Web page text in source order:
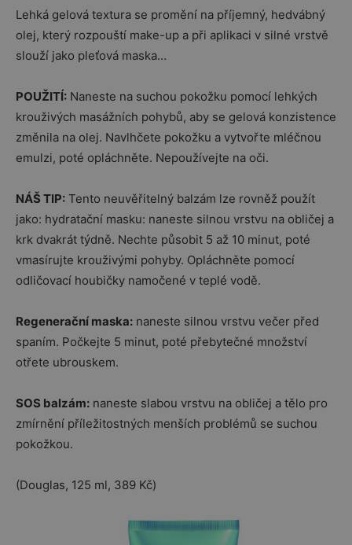
Lehká gelová textura se promění na příjemný, hedvábný
olej, který rozpouští make-up a při aplikaci v silné vrstvě
slouží jako pleťová maska…
POUŽITÍ: Naneste na suchou pokožku pomocí lehkých
krouživých masážních pohybů, aby se gelová konzistence
změnila na olej. Navlhčete pokožku a vytvořte mléčnou
emulzi, poté opláchněte. Nepoužívejte na oči.
NÁŠ TIP: Tento neuvěřitelný balzám lze rovněž použít
jako: hydratační masku: naneste silnou vrstvu na obličej a
krk dvakrát týdně. Nechte působit 5 až 10 minut, poté
vmasírujte krouživými pohyby. Opláchněte pomocí
odličovací houbičky namočené v teplé vodě.
Regenerační maska: naneste silnou vrstvu večer před
spaním. Počkejte 5 minut, poté přebytečné množství
otřete ubrouskem.
SOS balzám: naneste slabou vrstvu na obličej a tělo pro
zmírnění příležitostných menších problémů se suchou
pokožkou.
(Douglas, 125 ml, 389 Kč)